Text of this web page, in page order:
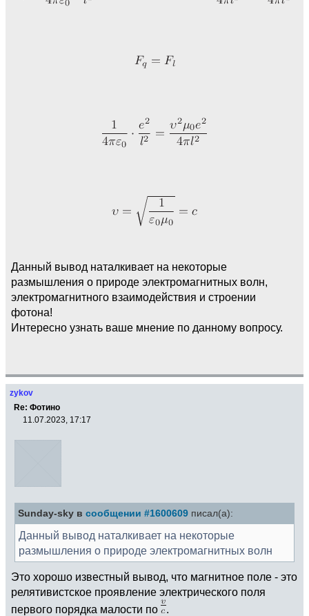
Данный вывод наталкивает на некоторые
размышления о природе электромагнитных волн,
электромагнитного взаимодействия и строении
фотона!
Интересно узнать ваше мнение по данному вопросу.
zykov
Re: Фотино
11.07.2023, 17:17
Sunday-sky в сообщении #1600609 писал(а):
Данный вывод наталкивает на некоторые
размышления о природе электромагнитных волн
Это хорошо известный вывод, что магнитное поле - это
релятивистское проявление электрического поля
первого порядка малости по